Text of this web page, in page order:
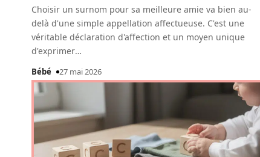
Choisir un surnom pour sa meilleure amie va bien au-
delà d'une simple appellation affectueuse. C'est une
véritable déclaration d'affection et un moyen unique
d'exprimer…
Bébé 27 mai 2026